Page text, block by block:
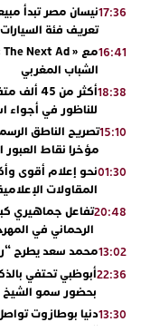
17:36نيسان مصر تبدأ
تعريف فئة
16:41
الشباب المغربي
18:38
أكثر من
للناظور في أجواء
15:10تصريح الناطق
مؤخرا نقاط العبور
01:30نحو إعلام أقوى
المقاولات
20:48تفاعل جماهيري
الرحماني في
13:02محمد سعد يطرح
22:36أبوظبي تحتفي
بحضور سمو الشيخ
13:30دنيا بوطازوت